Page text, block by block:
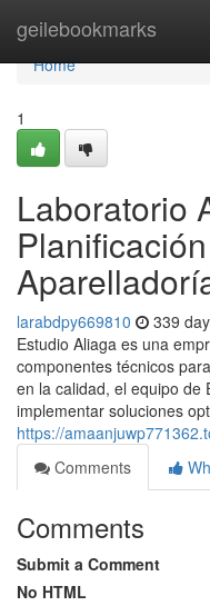
geilebookmarks
Home
Home
1
Laboratorio
larabdpy669810 339
Estudio Aliaga es una
componentes técnicos
en la calidad, el equipo de
implementar soluciones
https://
Comments
Comments
Submit a Comment
No HTML